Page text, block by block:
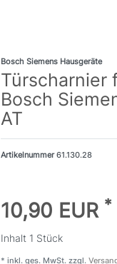
Bosch Siemens Hausgeräte
Türscharnier
Bosch
AT
Artikelnummer61.130.28
10,90 EUR *
Inhalt 1 Stück
* inkl. ges. MwSt. zzgl.